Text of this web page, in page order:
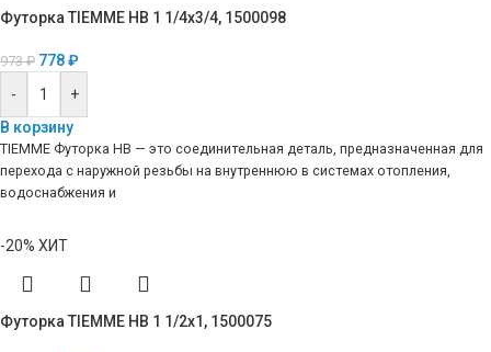
Футорка TIEMME НВ 1 1/4х3/4, 1500098
973₽ 778₽
-
+
В корзину
TIEMME Футорка НВ — это соединительная деталь, предназначенная для
перехода с наружной резьбы на внутреннюю в системах отопления,
водоснабжения и
-20% ХИТ
Футорка TIEMME НВ 1 1/2х1, 1500075